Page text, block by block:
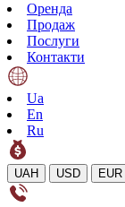
Оренда
Продаж
Послуги
Контакти
Ua
En
Ru
UAH USD EUR